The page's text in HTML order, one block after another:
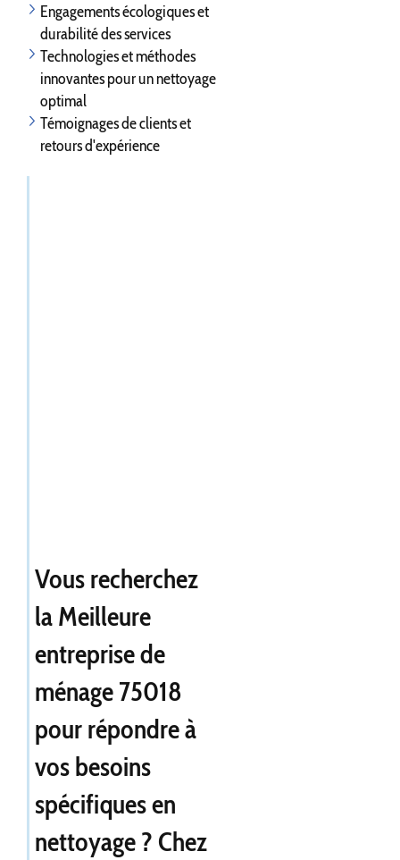
Engagements écologiques et
durabilité des services
Technologies et méthodes
innovantes pour un nettoyage
optimal
Témoignages de clients et
retours d'expérience
Vous recherchez
laMeilleure
entreprise de
ménage 75018
pour répondre à
vos besoins
spécifiques en
nettoyage ? Chez